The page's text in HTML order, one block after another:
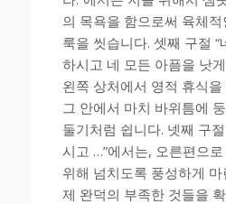
의 목욕을 함으로써 육체
룩을 씻습니다. 셋째 구절
하시고 네 모든 아픔을 낫
왼쪽 상처에서 영적 휴식
그 안에서 마치 바위틈에
둘기처럼 쉽니다. 넷째 구
시고 …”에서는, 오른편으
위해 넘치도록 풍성하게
제 완덕의 부족한 것들을